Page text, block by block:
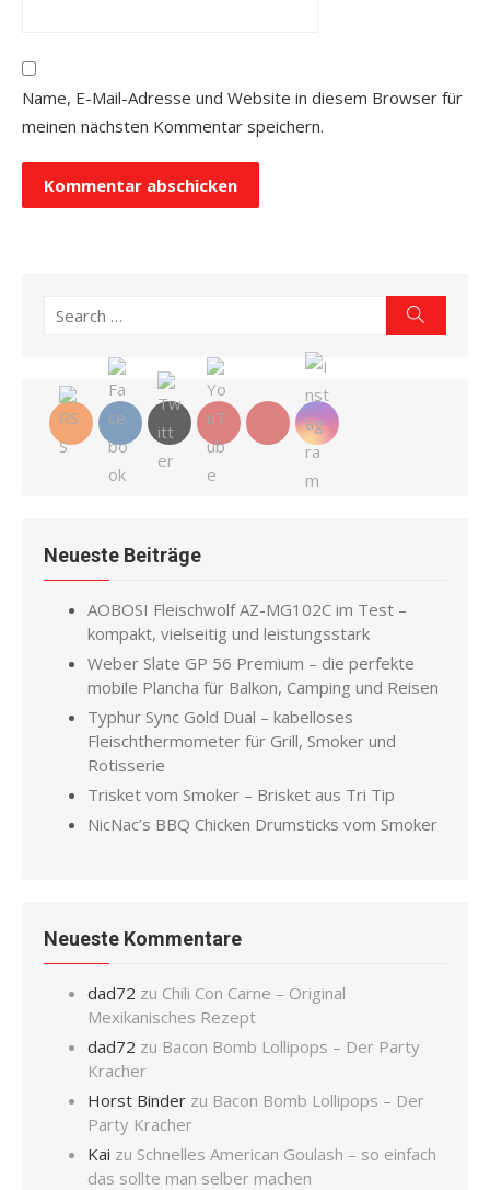
Name, E-Mail-Adresse und Website in diesem Browser für
meinen nächsten Kommentar speichern.
Search
Neueste Beiträge
AOBOSI Fleischwolf AZ-MG102C im Test –
kompakt, vielseitig und leistungsstark
Weber Slate GP 56 Premium – die perfekte
mobile Plancha für Balkon, Camping und Reisen
Typhur Sync Gold Dual – kabelloses
Fleischthermometer für Grill, Smoker und
Rotisserie
Trisket vom Smoker – Brisket aus Tri Tip
NicNac’s BBQ Chicken Drumsticks vom Smoker
Neueste Kommentare
dad72 zu Chili Con Carne – Original
Mexikanisches Rezept
dad72 zu Bacon Bomb Lollipops – Der Party
Kracher
Horst Binder zu Bacon Bomb Lollipops – Der
Party Kracher
Kai zu Schnelles American Goulash – so einfach
das sollte man selber machen